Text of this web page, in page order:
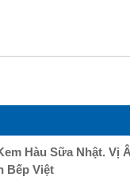
Hàu Sữa Nhật. Vị
Bếp Việt